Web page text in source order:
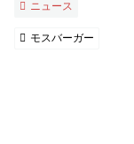
ニュース
モスバーガー